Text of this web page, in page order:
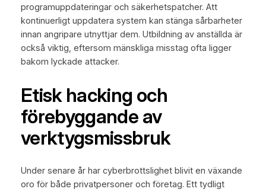
programuppdateringar och säkerhetspatcher. Att
kontinuerligt uppdatera system kan stänga sårbarheter
innan angripare utnyttjar dem. Utbildning av anställda är
också viktig, eftersom mänskliga misstag ofta ligger
bakom lyckade attacker.
Etisk hacking och
förebyggande av
verktygsmissbruk
Under senare år har cyberbrottslighet blivit en växande
oro för både privatpersoner och företag. Ett tydligt